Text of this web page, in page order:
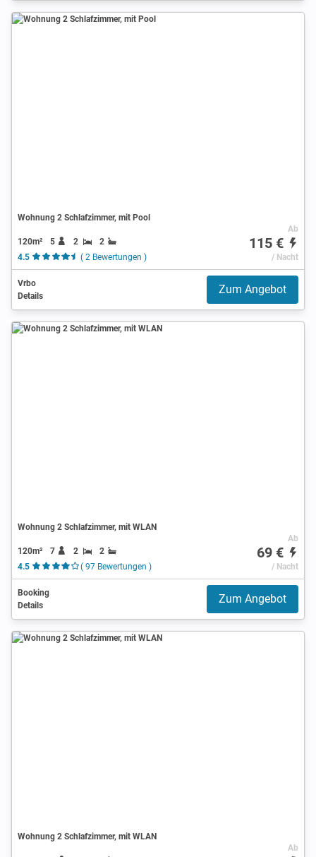
Wohnung 2 Schlafzimmer, mit Pool
120m² 5 2
2
4.5
( 2 Bewertungen )
Ab
115 €
/ Nacht
Vrbo
Details
Zum Angebot
Wohnung 2 Schlafzimmer, mit WLAN
120m² 7 2
2
4.5
( 97 Bewertungen )
Ab
69 €
/ Nacht
Booking
Details
Zum Angebot
Wohnung 2 Schlafzimmer, mit WLAN
Ab